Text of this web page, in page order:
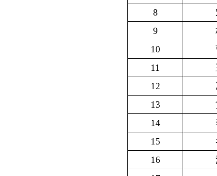
8
9
10
11
12
13
14
15
16